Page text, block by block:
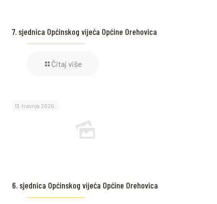
7. sjednica Općinskog vijeća Općine Orehovica
Čitaj više
13. travnja 2026.
6. sjednica Općinskog vijeća Općine Orehovica